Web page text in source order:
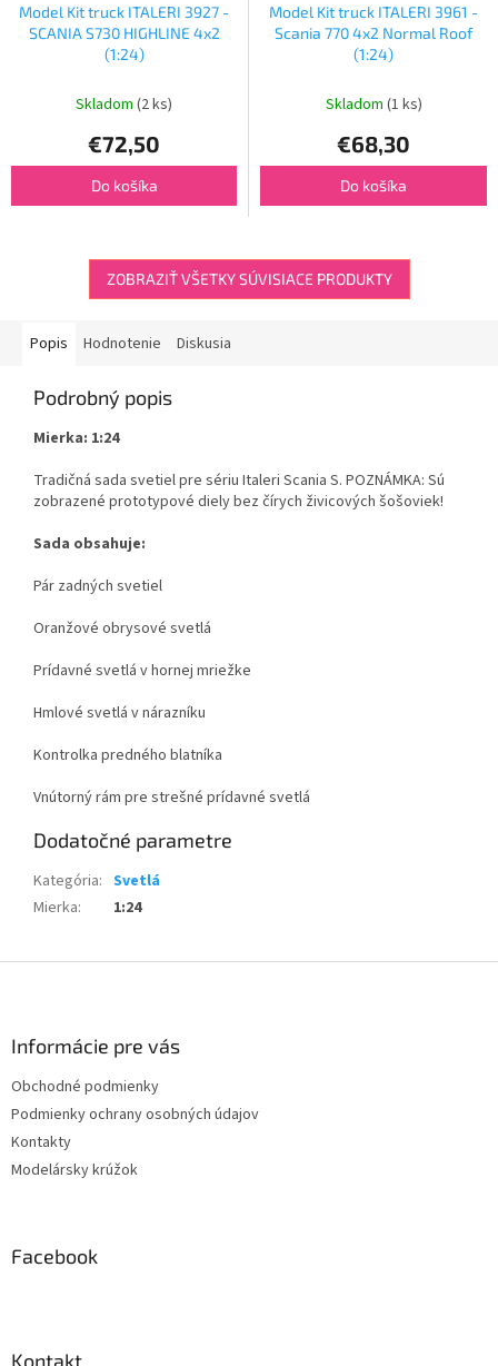
Model Kit truck ITALERI 3927 -
SCANIA S730 HIGHLINE 4x2
(1:24)
Skladom (2 ks)
€72,50
Do košíka
Model Kit truck ITALERI 3961 -
Scania 770 4x2 Normal Roof
(1:24)
Skladom (1 ks)
€68,30
Do košíka
ZOBRAZIŤ VŠETKY SÚVISIACE PRODUKTY
Popis Hodnotenie Diskusia
Podrobný popis
Mierka: 1:24
Tradičná sada svetiel pre sériu Italeri Scania S. POZNÁMKA: Sú
zobrazené prototypové diely bez čírych živicových šošoviek!
Sada obsahuje:
Pár zadných svetiel
Oranžové obrysové svetlá
Prídavné svetlá v hornej mriežke
Hmlové svetlá v nárazníku
Kontrolka predného blatníka
Vnútorný rám pre strešné prídavné svetlá
Dodatočné parametre
Kategória: Svetlá
Mierka: 1:24
Informácie pre vás
Obchodné podmienky
Podmienky ochrany osobných údajov
Kontakty
Modelársky krúžok
Facebook
Kontakt